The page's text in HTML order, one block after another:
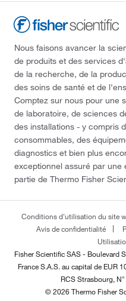
Nous faisons avancer la
de produits et des services
de la recherche, de la
des soins de santé et de
Comptez sur nous pour une
de laboratoire, de sciences
des installations - y compris
consommables, des
diagnostics et bien plus
exceptionnel assuré par une
partie de Thermo Fisher
Conditions d'utilisation du site
Avis de confidentialité
Fisher Scientific SAS - Boulevard
FranceS.A.S. au capital de EUR
RCS Strasbourg,
© 2026 Thermo Fisher